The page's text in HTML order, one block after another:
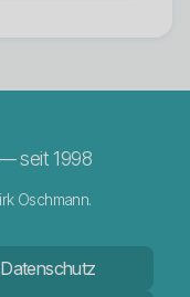
seit 1998
Oschmann.
Datenschutz